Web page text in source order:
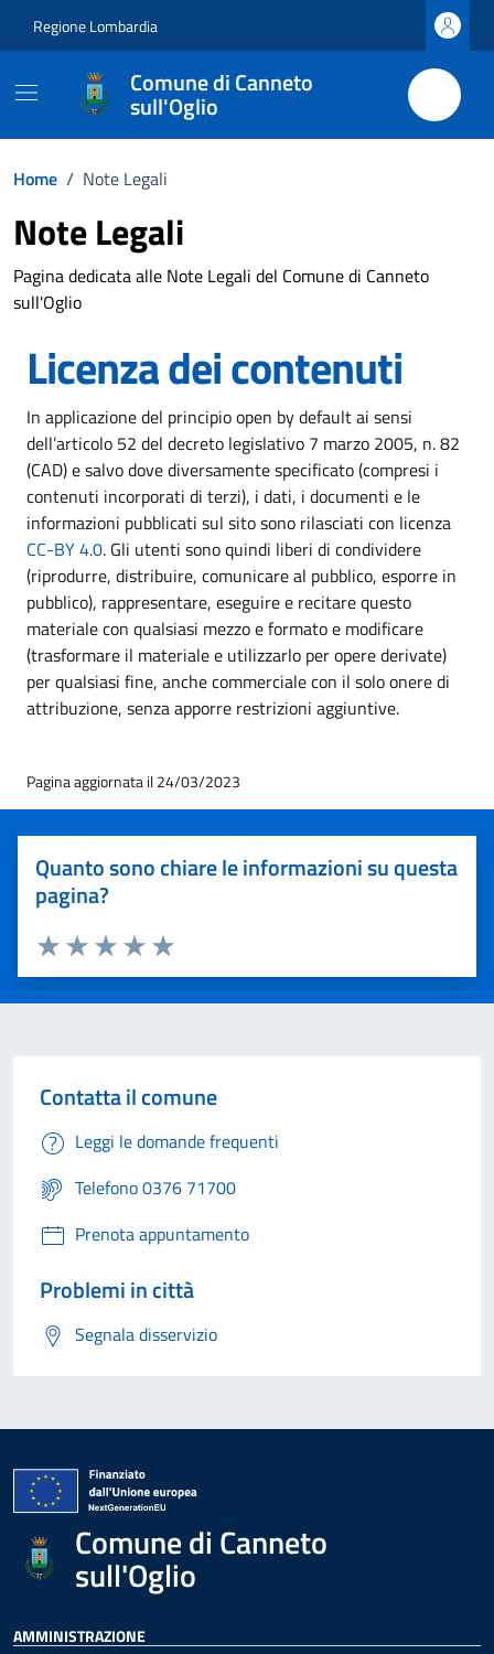
Regione Lombardia
Comune di Canneto
sull'Oglio
Home / Note Legali
Note Legali
Pagina dedicata alle Note Legali del Comune di Canneto
sull'Oglio
Licenza dei contenuti
In applicazione del principio open by default ai sensi
dell’articolo 52 del decreto legislativo 7 marzo 2005, n. 82
(CAD) e salvo dove diversamente specificato (compresi i
contenuti incorporati di terzi), i dati, i documenti e le
informazioni pubblicati sul sito sono rilasciati con licenza
CC-BY 4.0. Gli utenti sono quindi liberi di condividere
(riprodurre, distribuire, comunicare al pubblico, esporre in
pubblico), rappresentare, eseguire e recitare questo
materiale con qualsiasi mezzo e formato e modificare
(trasformare il materiale e utilizzarlo per opere derivate)
per qualsiasi fine, anche commerciale con il solo onere di
attribuzione, senza apporre restrizioni aggiuntive.
Pagina aggiornata il 24/03/2023
Quanto sono chiare le informazioni su questa
pagina?
Valuta 5 stelle su 5
Valuta 4 stelle su 5
Valuta 3 stelle su 5
Valuta 2 stelle su 5
Valuta 1 stelle su 5
Contatta il comune
Leggi le domande frequenti
Telefono 0376 71700
Prenota appuntamento
Problemi in città
Segnala disservizio
Comune di Canneto
sull'Oglio
AMMINISTRAZIONE